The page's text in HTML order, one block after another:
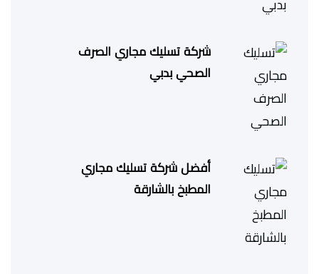
شركة تسليك مجاري الصرف
الصحي بدبي
أفضل شركة تسليك مجاري
المطبخ بالشارقة